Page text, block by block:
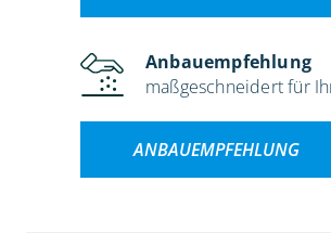
Anbauempfehlung
maßgeschneidert für
ANBAUEMPFEHLUNG